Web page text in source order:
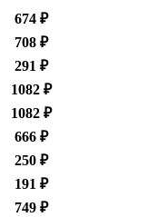
674 ₽
708 ₽
291 ₽
1082 ₽
1082 ₽
666 ₽
250 ₽
191 ₽
749 ₽